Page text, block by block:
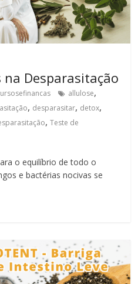
na Desparasitação
allulose,
, desparasitar, detox,
,Teste de
o equilíbrio de todo o
e bactérias nocivas se